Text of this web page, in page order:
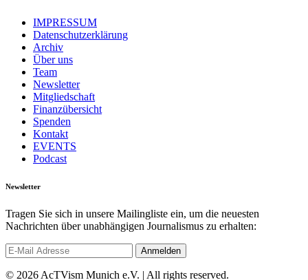
IMPRESSUM
Datenschutzerklärung
Archiv
Über uns
Team
Newsletter
Mitgliedschaft
Finanzübersicht
Spenden
Kontakt
EVENTS
Podcast
Newsletter
Tragen Sie sich in unsere Mailingliste ein, um die neuesten
Nachrichten über unabhängigen Journalismus zu erhalten:
© 2026 AcTVism Munich e.V. | All rights reserved.